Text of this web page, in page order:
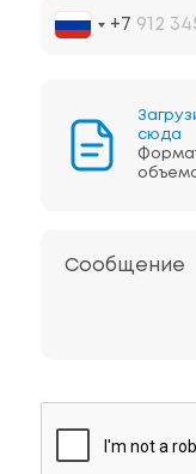
+7
сюда
Сообщение